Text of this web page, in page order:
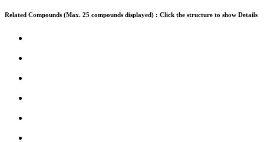
Related Compounds (Max. 25 compounds displayed) : Click the structure to show Details